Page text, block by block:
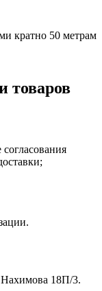
кратно 50 метрам
товаров
Нахимова 18П/3.